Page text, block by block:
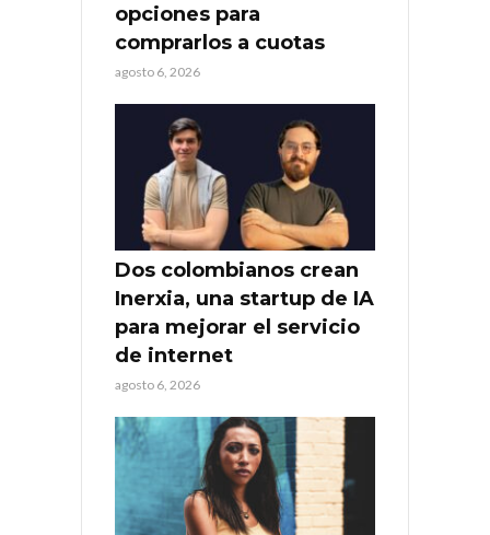
opciones para
comprarlos a cuotas
agosto 6, 2026
Dos colombianos crean
Inerxia, una startup de IA
para mejorar el servicio
de internet
agosto 6, 2026